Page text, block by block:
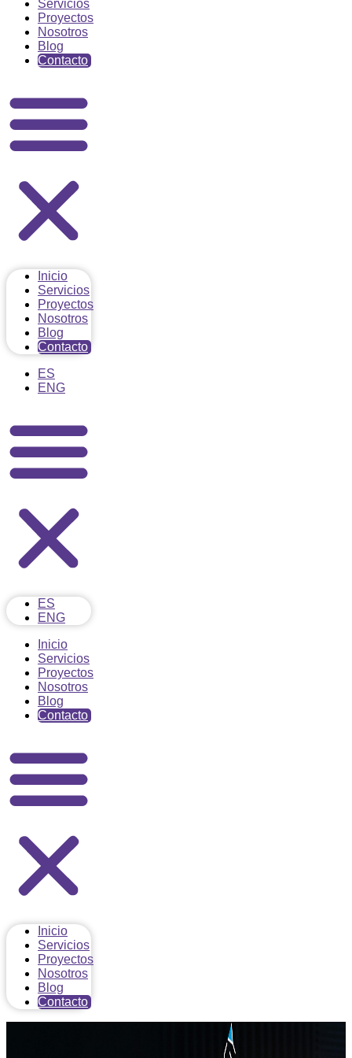
Servicios
Proyectos
Nosotros
Blog
Contacto
Inicio
Servicios
Proyectos
Nosotros
Blog
Contacto
ES
ENG
ES
ENG
Inicio
Servicios
Proyectos
Nosotros
Blog
Contacto
Inicio
Servicios
Proyectos
Nosotros
Blog
Contacto